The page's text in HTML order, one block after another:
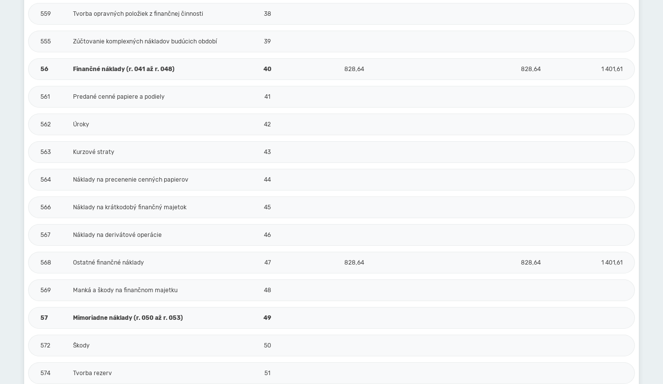
559 Tvorba opravných položiek z finančnej činnosti 38
555 Zúčtovanie komplexných nákladov budúcich období 39
56 Finančné náklady (r. 041 až r. 048) 40 828,64 828,64 1 401,61
561 Predané cenné papiere a podiely 41
562 Úroky 42
563 Kurzové straty 43
564 Náklady na precenenie cenných papierov 44
566 Náklady na krátkodobý finančný majetok 45
567 Náklady na derivátové operácie 46
568 Ostatné finančné náklady 47 828,64 828,64 1 401,61
569 Manká a škody na finančnom majetku 48
57 Mimoriadne náklady (r. 050 až r. 053) 49
572 Škody 50
574 Tvorba rezerv 51